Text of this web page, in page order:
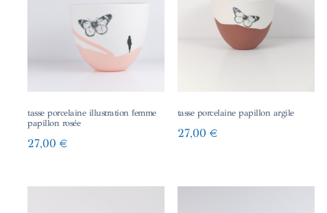
tasse porcelaine illustration femme
papillon rosée
27,00 €
tasse porcelaine papillon argile
27,00 €